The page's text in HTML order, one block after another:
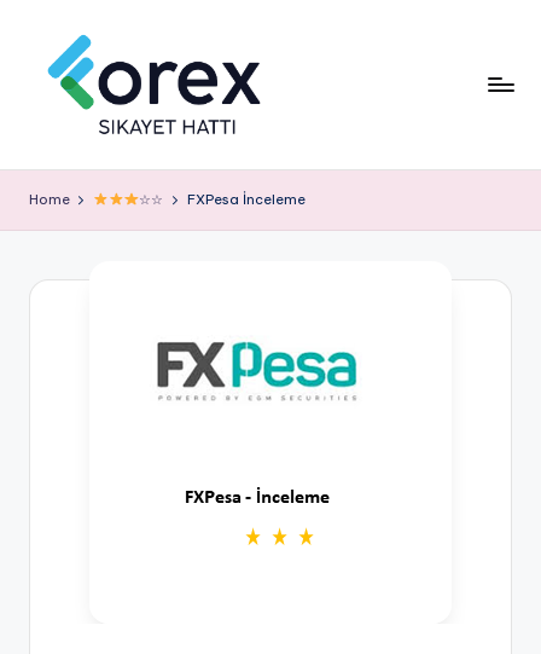
Home ☆☆ FXPesa İnceleme